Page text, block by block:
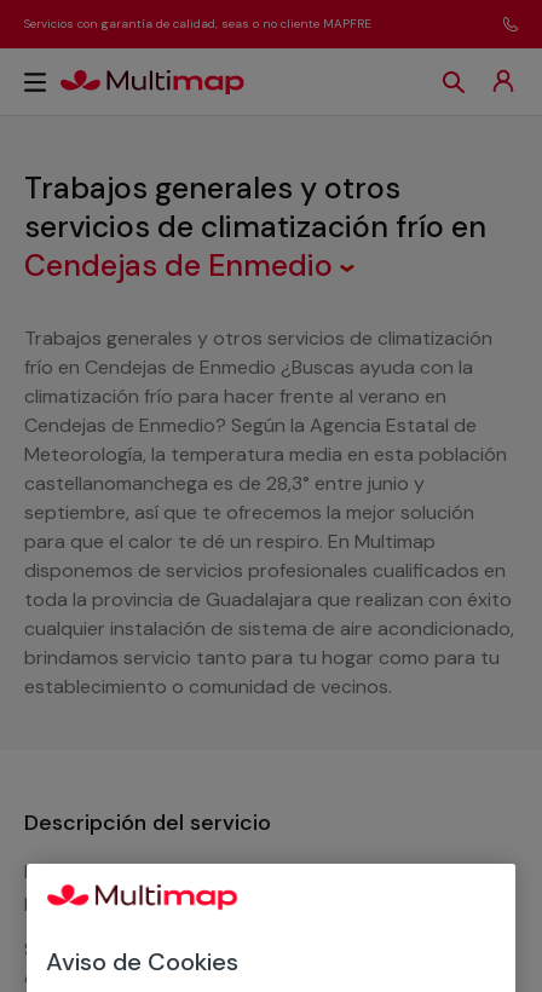
Servicios con garantía de calidad, seas o no cliente MAPFRE
Trabajos generales y otros
servicios de climatización frío en
Cendejas de Enmedio
Trabajos generales y otros servicios de climatización
frío en Cendejas de Enmedio ¿Buscas ayuda con la
climatización frío para hacer frente al verano en
Cendejas de Enmedio? Según la Agencia Estatal de
Meteorología, la temperatura media en esta población
castellanomanchega es de 28,3° entre junio y
septiembre, así que te ofrecemos la mejor solución
para que el calor te dé un respiro. En Multimap
disponemos de servicios profesionales cualificados en
toda la provincia de Guadalajara que realizan con éxito
cualquier instalación de sistema de aire acondicionado,
brindamos servicio tanto para tu hogar como para tu
establecimiento o comunidad de vecinos.
Descripción del servicio
Nuestro equipo de expertos ofrece un servicio con
precios competitivos en
Solicita tu presupuesto y te ofreceremos una solución
diseñada a tu medida y sin ningún compromiso. Un
Aviso de Cookies